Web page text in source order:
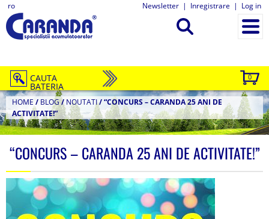
ro Newsletter | Inregistrare | Log in
0
CAUTA
BATERIA
HOME / BLOG/ NOUTATI/“CONCURS – CARANDA 25 ANI DE
ACTIVITATE!”
“CONCURS – CARANDA 25 ANI DE ACTIVITATE!”